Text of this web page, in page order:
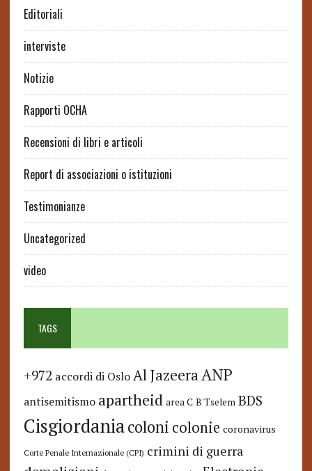
Editoriali
interviste
Notizie
Rapporti OCHA
Recensioni di libri e articoli
Report di associazioni o istituzioni
Testimonianze
Uncategorized
video
TAGS
+972 accordi di Oslo Al JazeeraANP
antisemitismo apartheid area C B'Tselem BDS
Cisgiordaniacoloni colonie coronavirus
Corte Penale Internazionale (CPI) crimini di guerra